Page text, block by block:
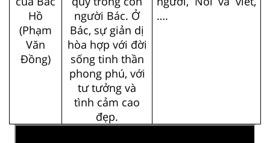
Hồ
(Phạm
Văn
Đồng)
người Bác. Ở
Bác, sự giản dị
hòa hợp với đời
sống tinh thần
phong phú, với
tư tưởng và
tình cảm cao
đẹp.
….